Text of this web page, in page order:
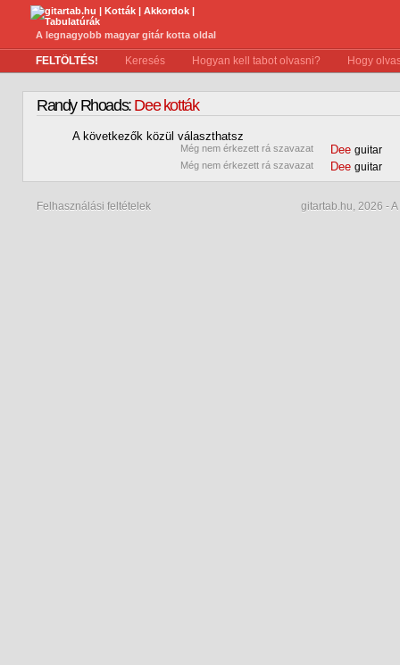
A legnagyobb magyar gitár kotta oldal
FELTÖLTÉS! Keresés Hogyan kell tabot olvasni? Hogy
Randy Rhoads:Dee kották
A következők közül választhatsz
Még nem érkezett rá szavazat Dee guitar
Még nem érkezett rá szavazat Dee guitar
Felhasználási feltételek gitartab.hu, 2026 -